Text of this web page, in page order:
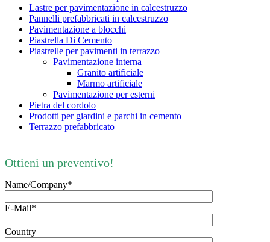
Lastre per pavimentazione in calcestruzzo
Pannelli prefabbricati in calcestruzzo
Pavimentazione a blocchi
Piastrella Di Cemento
Piastrelle per pavimenti in terrazzo
Pavimentazione interna
Granito artificiale
Marmo artificiale
Pavimentazione per esterni
Pietra del cordolo
Prodotti per giardini e parchi in cemento
Terrazzo prefabbricato
Ottieni un preventivo!
Name/Company*
E-Mail*
Country